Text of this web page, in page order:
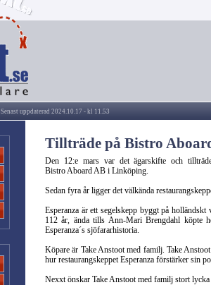
Senast uppdaterad 2024.10.17 - kl 11.53
Tillträde på Bistro
Den 12:e mars var det ägarskifte och
Bistro Aboard AB i Linköping.
Sedan fyra år ligger det välkända
Esperanza är ett segelskepp byggt på
112 år, ända tills Ann-Mari Brengdahl köpte
Esperanza´s sjöfararhistoria.
Köpare är Take Anstoot med familj. Take
hur restaurangskeppet Esperanza förstärker sin
Nexxt önskar Take Anstoot med familj stort